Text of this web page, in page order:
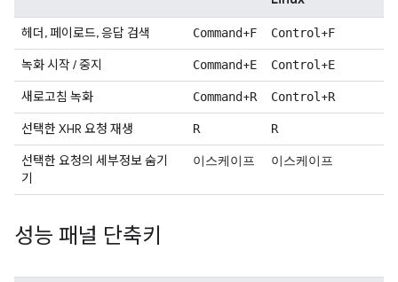
헤더, 페이로드, 응답 검색 Command+F Control +F
녹화 시작 / 중지 Command+E Control +E
새로고침 녹화 Command+R Control +R
선택한 XHR 요청 재생 R R
선택한 요청의 세부정보 숨기
기
이스케이프 이스케이프
성능 패널 단축키